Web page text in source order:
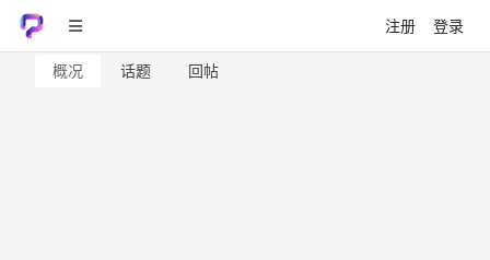
注册 登录
概况 话题 回帖